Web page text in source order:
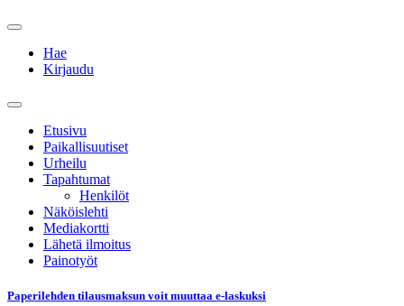
Hae
Kirjaudu
Etusivu
Paikallisuutiset
Urheilu
Tapahtumat
Henkilöt
Näköislehti
Mediakortti
Lähetä ilmoitus
Painotyöt
Paperilehden tilausmaksun voit muuttaa e-laskuksi